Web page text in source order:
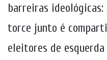
barreiras ideológicas:
torce junto é
eleitores de